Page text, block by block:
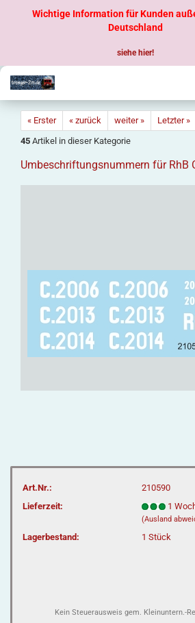
Wichtige Information für Kunden
Deutschland
siehe hier!
« Erster « zurück weiter »
Letzter »
45 Artikel in dieser Kategorie
Umbeschriftungsnummern für RhB
Art.Nr.:
210590
Lieferzeit:
1
(Ausland
Lagerbestand: 1Stück
Kein Steuerausweis gem. Kleinuntern.-